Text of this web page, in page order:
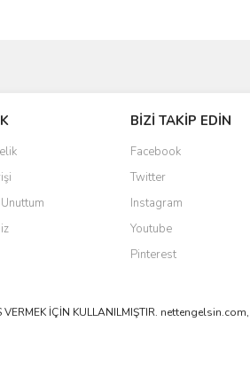
BİZİ TAKİP EDİN
Facebook
Twitter
Instagram
Youtube
Pinterest
İÇİN KULLANILMIŞTIR. nettengelsin.com,